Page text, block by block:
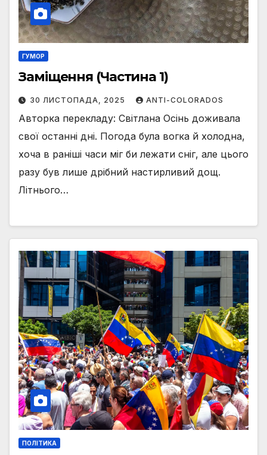
ГУМОР
Заміщення (Частина 1)
30 ЛИСТОПАДА, 2025 ANTI-COLORADOS
Авторка перекладу: Світлана Осінь доживала
свої останні дні. Погода була вогка й холодна,
хоча в раніші часи міг би лежати сніг, але цього
разу був лише дрібний настирливий дощ.
Літнього…
ПОЛІТИКА